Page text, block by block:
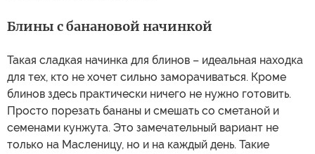
Блины с банановой начинкой
Такая сладкая начинка для блинов – идеальная находка
для тех, кто не хочет сильно заморачиваться. Кроме
блинов здесь практически ничего не нужно готовить.
Просто порезать бананы и смешать со сметаной и
семенами кунжута. Это замечательный вариант не
только на Масленицу, но и на каждый день. Такие